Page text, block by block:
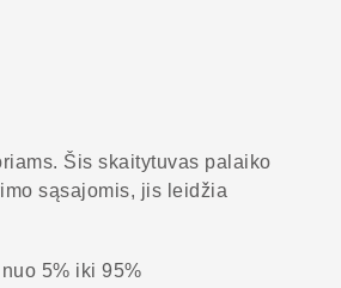
Šis skaitytuvas palaiko
sąsajomis, jis leidžia
5% iki 95%